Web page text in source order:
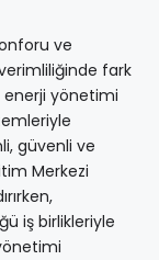
ve
fark
enerji yönetimi
güvenli ve
Merkezi
iş birlikleriyle